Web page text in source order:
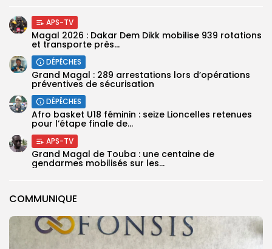
COMMUNIQUE
APS-TV
Magal 2026 : Dakar Dem Dikk mobilise 939 rotations
et transporte près...
DÉPÊCHES
Grand Magal : 289 arrestations lors d’opérations
préventives de sécurisation
DÉPÊCHES
‎Afro basket U18 féminin : seize Lioncelles retenues
pour l’étape finale de...
APS-TV
Grand Magal de Touba : une centaine de
gendarmes mobilisés sur les...